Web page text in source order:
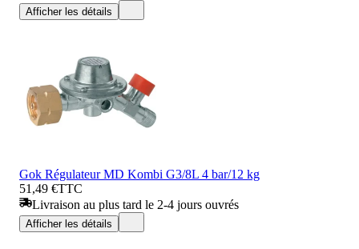
Afficher les détails
Gok Régulateur MD Kombi G3/8L 4 bar/12 kg
51,49 €TTC
Livraison au plus tard le 2-4 jours ouvrés
Afficher les détails